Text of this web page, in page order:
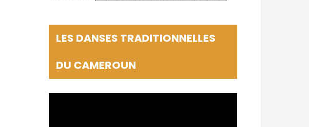
LES DANSES TRADITIONNELLES
DU CAMEROUN